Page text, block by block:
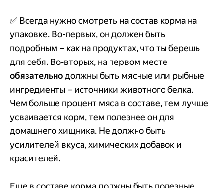
✅ Всегда нужно смотреть на состав корма на
упаковке. Во-первых, он должен быть
подробным – как на продуктах, что ты берешь
для себя. Во-вторых, на первом месте
обязательнодолжны быть мясные или рыбные
ингредиенты – источники животного белка.
Чем больше процент мяса в составе, тем лучше
усваивается корм, тем полезнее он для
домашнего хищника. Не должно быть
усилителей вкуса, химических добавок и
красителей.
Еще в составе корма должны быть полезные